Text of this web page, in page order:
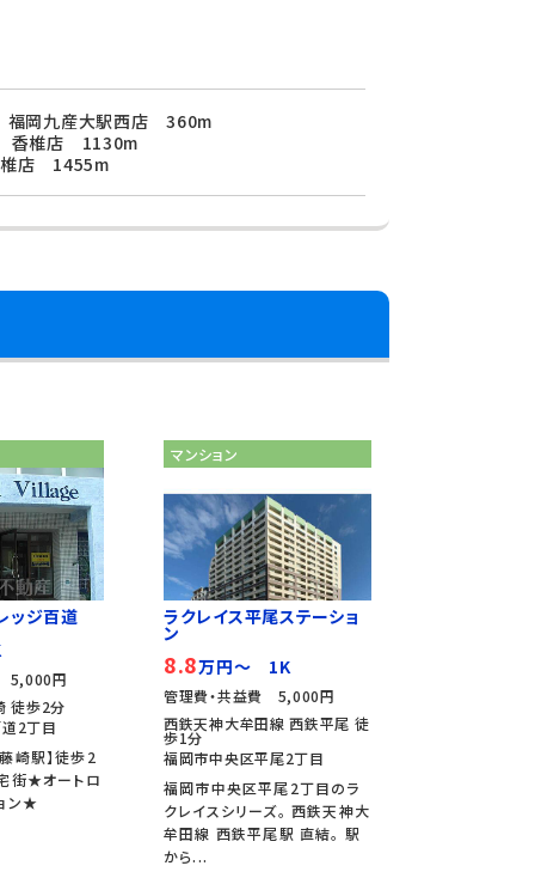
福岡九産大駅西店 360m
香椎店 1130m
椎店 1455m
ッジ百道
5,000円
徒歩2分
2丁目
崎駅】徒歩2
街★オートロ
ン★
マンション
ラクレイス平尾ステーショ
ン
8.8万円～ 1K
管理費・共益費 5,000円
西鉄天神大牟田線 西鉄平尾 徒
歩1分
福岡市中央区平尾2丁目
福岡市中央区平尾2丁目のラ
クレイスシリーズ。 西鉄天神大
牟田線 西鉄平尾駅 直結。 駅
から...